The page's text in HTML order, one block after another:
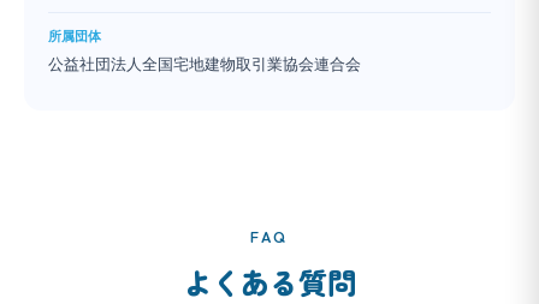
所属団体
公益社団法人全国宅地建物取引業協会連合会
FAQ
よくある質問